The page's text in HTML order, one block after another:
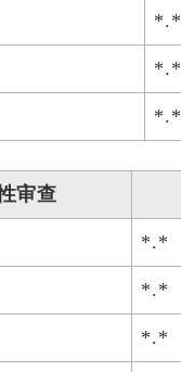
*.*
*.*
*.*
审查
*.*
*.*
*.*